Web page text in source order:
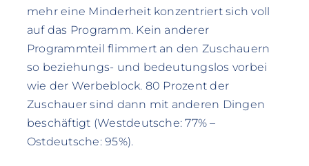
mehr eine Minderheit konzentriert sich voll
auf das Programm. Kein anderer
Programmteil flimmert an den Zuschauern
so beziehungs- und bedeutungslos vorbei
wie der Werbeblock. 80 Prozent der
Zuschauer sind dann mit anderen Dingen
beschäftigt (Westdeutsche: 77% –
Ostdeutsche: 95%).